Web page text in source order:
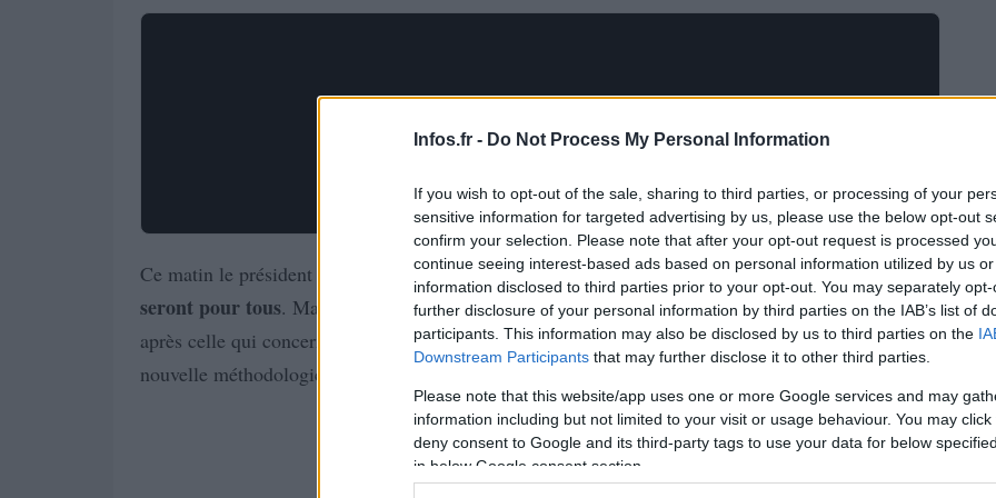
Infos.fr - Do Not Process My Personal Information
If you wish to opt-out of the sale, sharing to third parties, or processing of your
sensitive information for targeted advertising by us, please use the below opt-out
confirm your selection. Please note that after your opt-out request is processed
continue seeing interest-based ads based on personal information utilized by us
information disclosed to third parties prior to your opt-out. You may separately
further disclosure of your personal information by third parties on the IAB’s list of
participants. This information may also be disclosed by us to third parties on the
Downstream Participants that may further disclose it to other third parties.
Please note that this website/app uses one or more Google services and may
information including but not limited to your visit or usage behaviour. You may
deny consent to Google and its third-party tags to use your data for below
in below Google consent section.
Ce matin le président
Emmanuel Macron a annoncé que, à partir du 12 mai, les vaccins
seront pour tous. Mais seulementdans les créneaux horaires libres. Cette disposition vient
après celle qui concernait l’
administration aux fragiles et aux malades chroniques . Comment cette
nouvelle méthodologie va-t-elle fonctionner?